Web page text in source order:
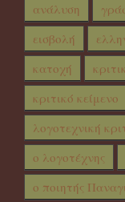
ανάλυση
εισβολή
κατοχή
κριτικό κείμενο
λογοτεχνική
ο λογοτέχνης
ο ποιητής